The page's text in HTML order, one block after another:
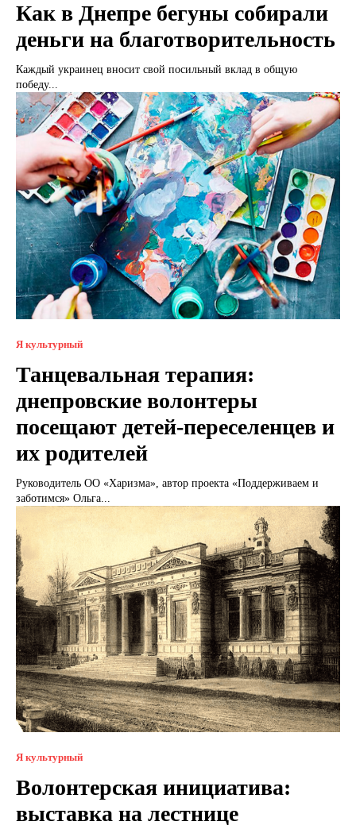
Как в Днепре бегуны собирали
деньги на благотворительность
Каждый украинец вносит свой посильный вклад в общую
победу...
Я культурный
Танцевальная терапия:
днепровские волонтеры
посещают детей-переселенцев и
их родителей
Руководитель ОО «Харизма», автор проекта «Поддерживаем и
заботимся» Ольга...
Я культурный
Волонтерская инициатива:
выставка на лестнице